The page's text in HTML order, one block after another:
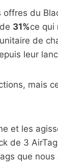
offres du
31%ce qui
de
leur
mais
et les
de 3
que